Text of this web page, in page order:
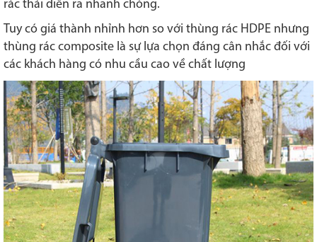
rác thải diễn ra nhanh chóng.
Tuy có giá thành nhỉnh hơn so với thùng rác HDPE nhưng
thùng rác composite là sự lựa chọn đáng cân nhắc đối với
các khách hàng có nhu cầu cao về chất lượng